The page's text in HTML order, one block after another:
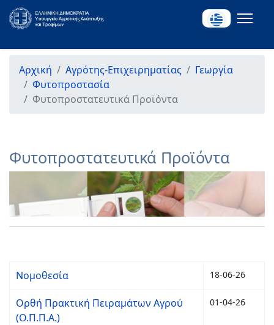
Αρχική Αγρότης-Επιχειρηματίας
Γεωργία
Φυτοπροστασία
Φυτοπροστατευτικά Προϊόντα
Φυτοπροστατευτικά Προϊόντα
Νομοθεσία 18-06-26
Ορθή Πρακτική Πειραμάτων Αγρού
(Ο.Π.Π.Α.)
01-04-26